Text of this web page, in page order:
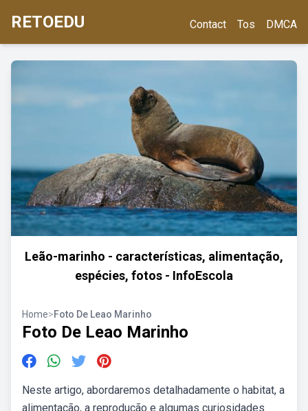
RETOEDU Contact Tos DMCA
Leão-marinho - características, alimentação,
espécies, fotos - InfoEscola
Home>Foto De Leao Marinho
Foto De Leao Marinho
Neste artigo, abordaremos detalhadamente o habitat, a
alimentação, a reprodução e algumas curiosidades